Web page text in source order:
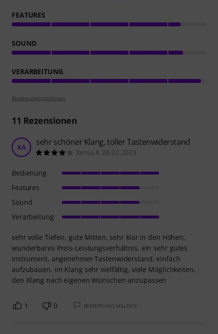
FEATURES
SOUND
VERARBEITUNG
Bewertungsrichtlinien
11 Rezensionen
XA sehr schöner Klang, toller Tastenwiderstand
Xenia A 28.02.2023
sehr volle Tiefen, gute Mitten, sehr klar in den Höhen,
wunderbares Preis-Leistungsverhältnis, ein sehr gutes
Instrument, angenehmer Tastenwiderstand, einfach
aufzubauen, im Klang sehr vielfältig, viele Möglichkeiten,
den Klang nach eigenen Wünschen anzupassen
Bedienung
Features
Sound
Verarbeitung
1 0 BEWERTUNG MELDEN